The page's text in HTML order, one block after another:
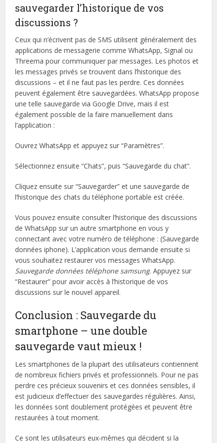
sauvegarder l’historique de vos
discussions ?
Ceux qui n’écrivent pas de SMS utilisent généralement des
applications de messagerie comme WhatsApp, Signal ou
Threema pour communiquer par messages. Les photos et
les messages privés se trouvent dans l’historique des
discussions – et il ne faut pas les perdre. Ces données
peuvent également être sauvegardées. WhatsApp propose
une telle sauvegarde via Google Drive, mais il est
également possible de la faire manuellement dans
l’application :
Ouvrez WhatsApp et appuyez sur “Paramètres”.
Sélectionnez ensuite “Chats”, puis “Sauvegarde du chat”.
Cliquez ensuite sur “Sauvegarder” et une sauvegarde de
l’historique des chats du téléphone portable est créée.
Vous pouvez ensuite consulter l’historique des discussions
de WhatsApp sur un autre smartphone en vous y
connectant avec votre numéro de téléphone : (Sauvegarde
données iphone). L’application vous demande ensuite si
vous souhaitez restaurer vos messages WhatsApp.
Sauvegarde données téléphone samsung. Appuyez sur
“Restaurer” pour avoir accès à l’historique de vos
discussions sur le nouvel appareil.
Conclusion : Sauvegarde du
smartphone – une double
sauvegarde vaut mieux !
Les smartphones de la plupart des utilisateurs contiennent
de nombreux fichiers privés et professionnels. Pour ne pas
perdre ces précieux souvenirs et ces données sensibles, il
est judicieux d’effectuer des sauvegardes régulières. Ainsi,
les données sont doublement protégées et peuvent être
restaurées à tout moment.
Ce sont les utilisateurs eux-mêmes qui décident si la